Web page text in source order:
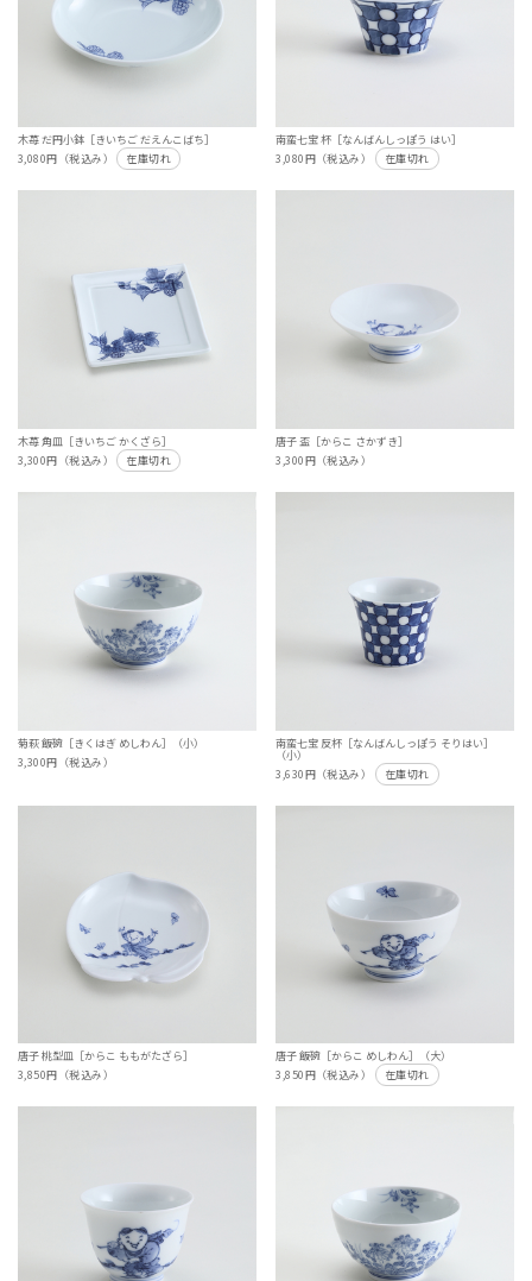
木苺 だ円小鉢［きいちご だえんこばち］
3,080円（税込み）
在庫切れ
南蛮七宝 杯［なんばんしっぽう はい］
3,080円（税込み）
在庫切れ
木苺 角皿［きいちご かくざら］
3,300円（税込み）
在庫切れ
唐子 盃［からこ さかずき］
3,300円（税込み）
菊萩 飯碗［きくはぎ めしわん］（小）
3,300円（税込み）
南蛮七宝 反杯［なんばんしっぽう そりはい］
（小）
3,630円（税込み）
在庫切れ
唐子 桃型皿［からこ ももがたざら］
3,850円（税込み）
唐子 飯碗［からこ めしわん］（大）
3,850円（税込み）
在庫切れ